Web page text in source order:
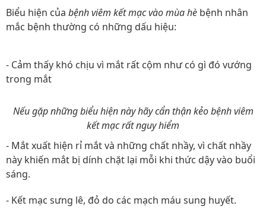
Biểu hiện của bệnh viêm kết mạc vào mùa hè bệnh nhân
mắc bệnh thường có những dấu hiệu:
- Cảm thấy khó chịu vì mắt rất cộm như có gì đó vướng
trong mắt
Nếu gặp những biểu hiện này hãy cẩn thận kẻo bệnh viêm
kết mạc rất nguy hiểm
- Mắt xuất hiện rỉ mắt và những chất nhầy, vì chất nhầy
này khiến mắt bị dính chặt lại mỗi khi thức dậy vào buổi
sáng.
- Kết mạc sưng lê, đỏ do các mạch máu sung huyết.